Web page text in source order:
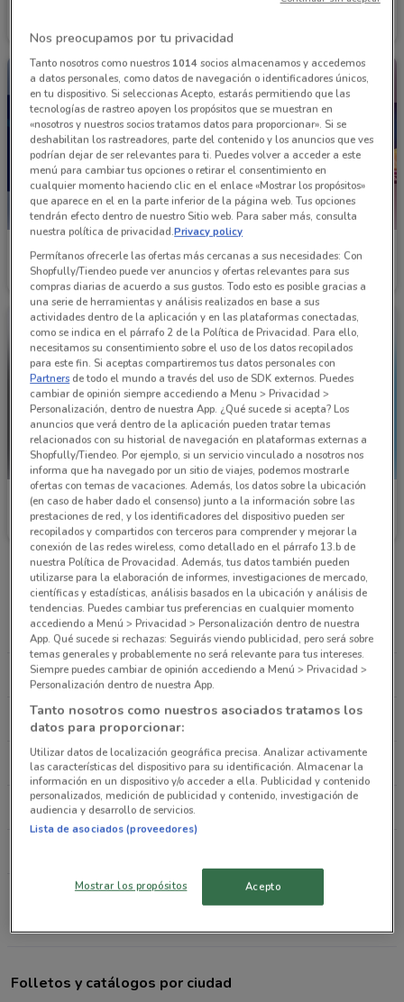
Caduca el 31/12 Caduca el 06/09
Petco
Caduca el 23/08 13.3 km
Recórcholis
Nespresso
21.8 km
Playmobil
Cadenas de Ocio
PETCO MASKOTA
CINEMEX CINÉPOLIS
RECÓRCHOLIS PLAY CITY
LA PISTA INTERLINGUA
CALIENTE CASINO
Todas las cadenas
Folletos y catálogos por ciudad
Nos preocupamos por tu privacidad
Tanto nosotros como nuestros 1014socios almacenamos y accedemos
a datos personales, como datos de navegación o identificadores únicos,
en tu dispositivo. Si seleccionas Acepto, estarás permitiendo que las
tecnologías de rastreo apoyen los propósitos que se muestran en
«nosotros y nuestros socios tratamos datos para proporcionar». Si se
deshabilitan los rastreadores, parte del contenido y los anuncios que ves
podrían dejar de ser relevantes para ti. Puedes volver a acceder a este
menú para cambiar tus opciones o retirar el consentimiento en
cualquier momento haciendo clic en el enlace «Mostrar los propósitos»
que aparece en el en la parte inferior de la página web. Tus opciones
tendrán efecto dentro de nuestro Sitio web. Para saber más, consulta
nuestra política de privacidad.Privacy policy
Permítanos ofrecerle las ofertas más cercanas a sus necesidades: Con
Shopfully/Tiendeo puede ver anuncios y ofertas relevantes para sus
compras diarias de acuerdo a sus gustos. Todo esto es posible gracias a
una serie de herramientas y análisis realizados en base a sus
actividades dentro de la aplicación y en las plataformas conectadas,
como se indica en el párrafo 2 de la Política de Privacidad. Para ello,
necesitamos su consentimiento sobre el uso de los datos recopilados
para este fin. Si aceptas compartiremos tus datos personales con
Partners de todo el mundo a través del uso de SDK externos. Puedes
cambiar de opinión siempre accediendo a Menu > Privacidad >
Personalización, dentro de nuestra App. ¿Qué sucede si acepta? Los
anuncios que verá dentro de la aplicación pueden tratar temas
relacionados con su historial de navegación en plataformas externas a
Shopfully/Tiendeo. Por ejemplo, si un servicio vinculado a nosotros nos
informa que ha navegado por un sitio de viajes, podemos mostrarle
ofertas con temas de vacaciones. Además, los datos sobre la ubicación
(en caso de haber dado el consenso) junto a la información sobre las
prestaciones de red, y los identificadores del dispositivo pueden ser
recopilados y compartidos con terceros para comprender y mejorar la
conexión de las redes wireless, como detallado en el párrafo 13.b de
nuestra Política de Provacidad. Además, tus datos también pueden
utilizarse para la elaboración de informes, investigaciones de mercado,
científicas y estadísticas, análisis basados en la ubicación y análisis de
tendencias. Puedes cambiar tus preferencias en cualquier momento
accediendo a Menú > Privacidad > Personalización dentro de nuestra
App. Qué sucede si rechazas: Seguirás viendo publicidad, pero será sobre
temas generales y probablemente no será relevante para tus intereses.
Siempre puedes cambiar de opinión accediendo a Menú > Privacidad >
Personalización dentro de nuestra App.
Tanto nosotros como nuestros asociados tratamos los
datos para proporcionar:
Utilizar datos de localización geográfica precisa. Analizar activamente
las características del dispositivo para su identificación. Almacenar la
información en un dispositivo y/o acceder a ella. Publicidad y contenido
personalizados, medición de publicidad y contenido, investigación de
audiencia y desarrollo de servicios.
Lista de asociados (proveedores)
Mostrar los propósitos Acepto